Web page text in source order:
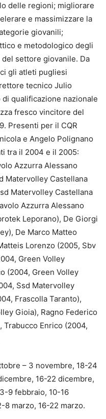
delle regioni; migliorare
e massimizzare la
giovanili;
e metodologico degli
settore giovanile. Da
gli atleti pugliesi
tecnico Julio
qualificazione nazionale
fresco vincitore del
Presenti per il CQR
e Angelo Polignano
tra il 2004 e il 2005:
Azzurra Alessano
Matervolley Castellana
Matervolley Castellana
Azzurra Alessano
Leporano), De Giorgi
De Marco Matteo
Lorenzo (2005, Sbv
Green Volley
(2004, Green Volley
Ssd Matervolley
Frascolla Taranto),
Gioia), Ragno Federico
Trabucco Enrico (2004,
– 3 novembre, 18-24
16-22 dicembre​,
9 febbraio​, 10-16
marzo​, 16-22 marzo.